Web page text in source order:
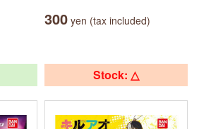
300 yen (tax included)
Stock: △